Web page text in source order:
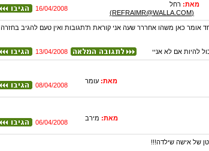
16/04/2008
מאת: רחל
(REFRAIMR@WALLA.COM)
אומר כאן משהו אחררר שעה אני קוראת ת'תגובות ואין טעם להגיב בחזרה
13/04/2008 להיות אם לא אניי
08/04/2008
מאת: עומר
06/04/2008
מאת: מירב